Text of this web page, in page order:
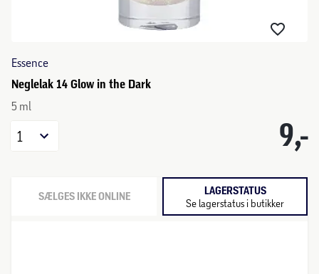
Essence
Neglelak 14 Glow in the Dark
5 ml
9,-
1
SÆLGES IKKE ONLINE LAGERSTATUS
Se lagerstatus i butikker